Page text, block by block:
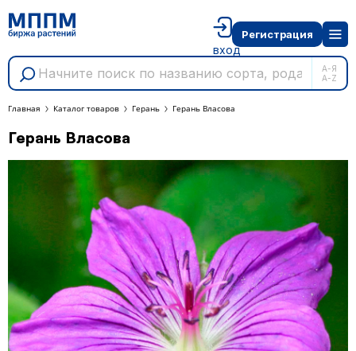
А-Я
A-Z
вход
Регистрация
Главная Каталог товаров Герань Герань Власова
Герань Власова